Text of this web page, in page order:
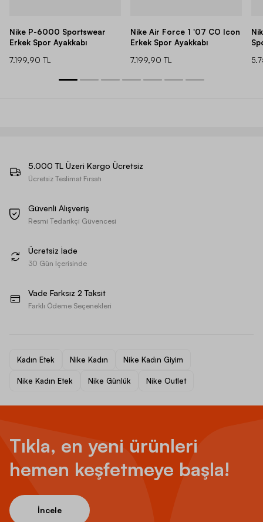
Nike P-6000 Sportswear
Erkek Spor Ayakkabı
7.199,90 TL
Nike Air Force 1 '07 CO Icon
Erkek Spor Ayakkabı
7.199,90 TL
5.000 TL Üzeri Kargo Ücretsiz
Ücretsiz Teslimat Fırsatı
Güvenli Alışveriş
Resmi Tedarikçi Güvencesi
Ücretsiz İade
30 Gün İçerisinde
Vade Farksız 2 Taksit
Farklı Ödeme Seçenekleri
Kadın Etek Nike Kadın Nike Kadın Giyim
Nike Kadın Etek Nike Günlük Nike Outlet
Tıkla, en yeni ürünleri
hemen keşfetmeye başla!
İncele